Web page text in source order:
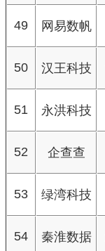
49 网易数帆
50 汉王科技
51 永洪科技
52 企查查
53 绿湾科技
54 秦淮数据